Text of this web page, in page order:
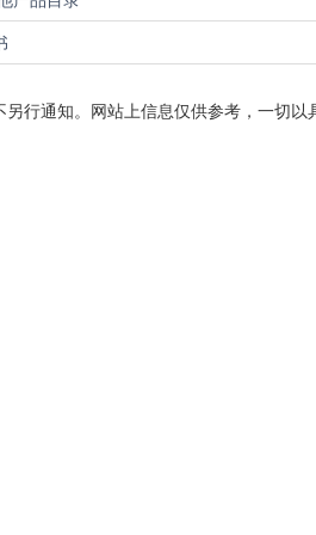
行通知。网站上信息仅供参考，一切以